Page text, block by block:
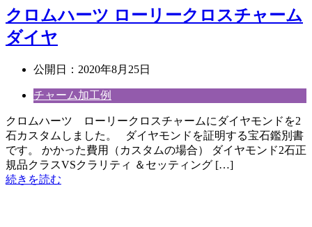
クロムハーツ ローリークロスチャーム
ダイヤ
公開日： 2020年8月25日
チャーム加工例
クロムハーツ ローリークロスチャームにダイヤモンドを2
石カスタムしました。 ダイヤモンドを証明する宝石鑑別書
です。 かかった費用（カスタムの場合） ダイヤモンド2石正
規品クラスVSクラリティ ＆セッティング […]
続きを読む